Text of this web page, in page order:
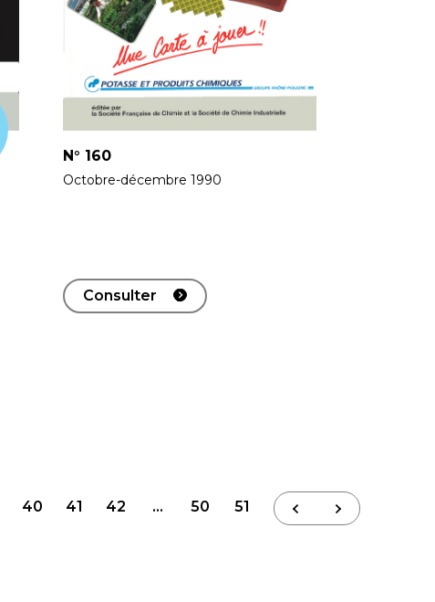
N° 160
Octobre-décembre 1990
Consulter
40 41 42 … 50 51